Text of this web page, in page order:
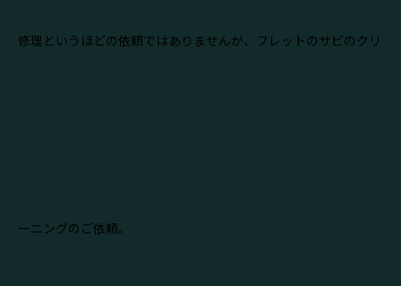
修理というほどの依頼ではありませんが、フレットのサビのクリ
ーニングのご依頼。